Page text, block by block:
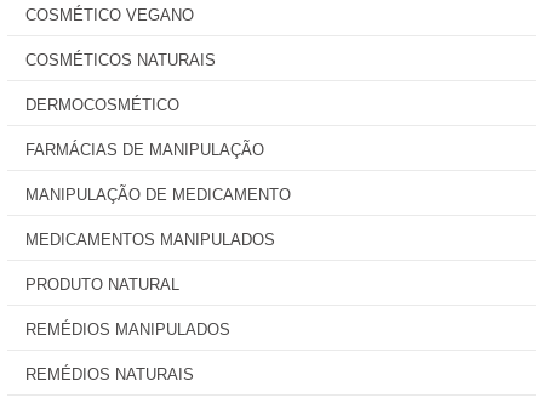
COSMÉTICO VEGANO
COSMÉTICOS NATURAIS
DERMOCOSMÉTICO
FARMÁCIAS DE MANIPULAÇÃO
MANIPULAÇÃO DE MEDICAMENTO
MEDICAMENTOS MANIPULADOS
PRODUTO NATURAL
REMÉDIOS MANIPULADOS
REMÉDIOS NATURAIS